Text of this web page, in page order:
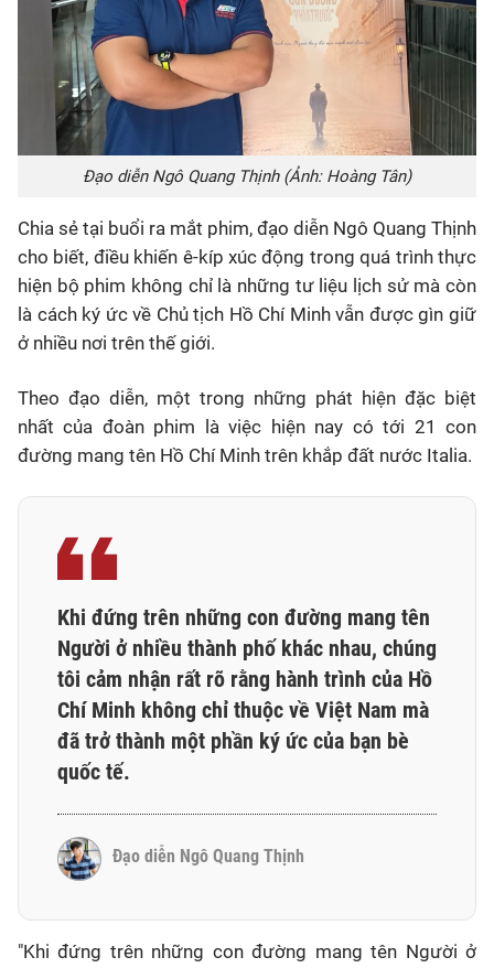
Đạo diễn Ngô Quang Thịnh (Ảnh: Hoàng Tân)
Chia sẻ tại buổi ra mắt phim, đạo diễn Ngô Quang Thịnh
cho biết, điều khiến ê-kíp xúc động trong quá trình thực
hiện bộ phim không chỉ là những tư liệu lịch sử mà còn
là cách ký ức về Chủ tịch Hồ Chí Minh vẫn được gìn giữ
ở nhiều nơi trên thế giới.
Theo đạo diễn, một trong những phát hiện đặc biệt
nhất của đoàn phim là việc hiện nay có tới 21 con
đường mang tên Hồ Chí Minh trên khắp đất nước Italia.
Khi đứng trên những con đường mang tên
Người ở nhiều thành phố khác nhau, chúng
tôi cảm nhận rất rõ rằng hành trình của Hồ
Chí Minh không chỉ thuộc về Việt Nam mà
đã trở thành một phần ký ức của bạn bè
quốc tế.
Đạo diễn Ngô Quang Thịnh
"Khi đứng trên những con đường mang tên Người ở